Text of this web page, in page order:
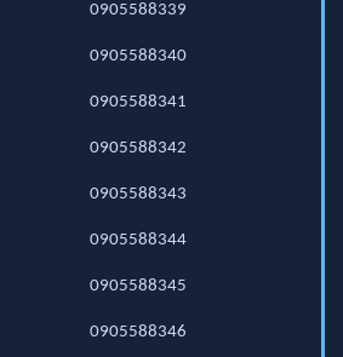
0905588339
0905588340
0905588341
0905588342
0905588343
0905588344
0905588345
0905588346